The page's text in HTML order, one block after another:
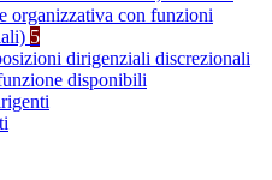
organizzativa con funzioni
5
dirigenziali discrezionali
disponibili